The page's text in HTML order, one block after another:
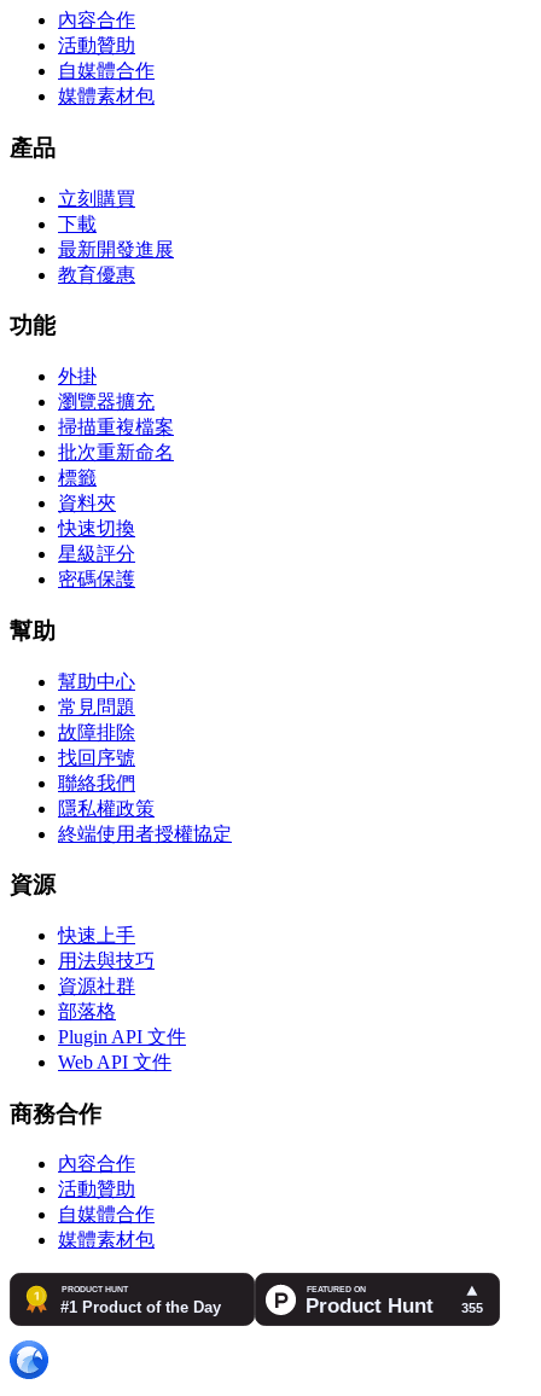
內容合作
活動贊助
自媒體合作
媒體素材包
產品
立刻購買
下載
最新開發進展
教育優惠
功能
外掛
瀏覽器擴充
掃描重複檔案
批次重新命名
標籤
資料夾
快速切換
星級評分
密碼保護
幫助
幫助中心
常見問題
故障排除
找回序號
聯絡我們
隱私權政策
終端使用者授權協定
資源
快速上手
用法與技巧
資源社群
部落格
Plugin API 文件
Web API 文件
商務合作
內容合作
活動贊助
自媒體合作
媒體素材包